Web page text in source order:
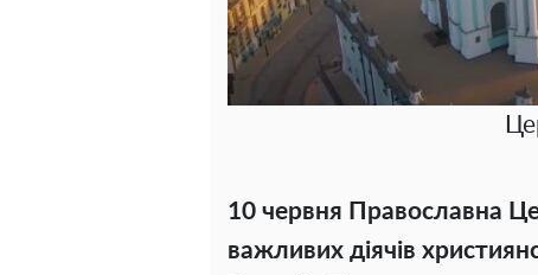
10 червня Православна
важливих діячів